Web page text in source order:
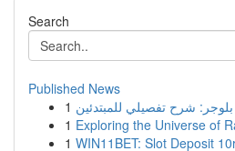
Search
Published News
1 شرح تفصيلي للمبتدئين
1 Exploring the Universe of
1 WIN11BET: Slot Deposit